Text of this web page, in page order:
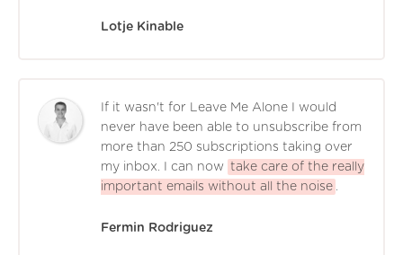
Lotje Kinable
If it wasn't for Leave Me Alone I would
never have been able to unsubscribe from
more than 250 subscriptions taking over
my inbox. I can now take care of the really
important emails without all the noise
Fermin Rodriguez